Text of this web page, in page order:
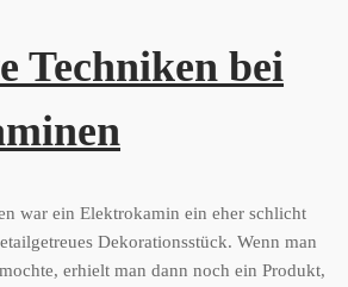
Techniken bei
war ein Elektrokamin ein eher schlicht
Dekorationsstück. Wenn man
erhielt man dann noch ein Produkt,